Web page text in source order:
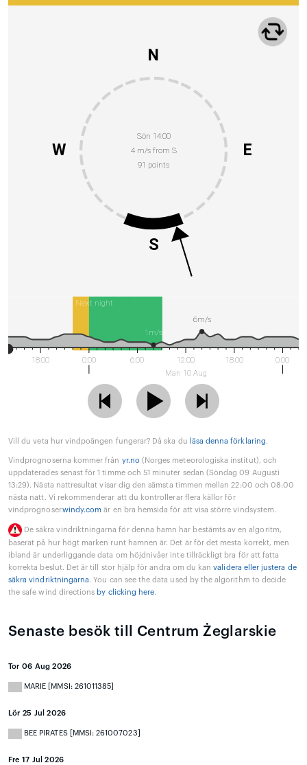
Sön 14:00
4 m/s from S
91 points
N
E
S
W
Next night
18:00 0:00 6:00
12:00
Man 10 Aug
18:00 0:00
6m/s
1m/s
Vill du veta hur vindpoängen fungerar? Då ska du läsa denna förklaring.
Vindprognoserna kommer från yr.no (Norges meteorologiska institut), och
uppdaterades senast för 1 timme och 51 minuter sedan (Söndag 09 Augusti
13:29). Nästa nattresultat visar dig den sämsta timmen mellan 22:00 och 08:00
nästa natt. Vi rekommenderar att du kontrollerar flera källor för
vindprognoser.windy.com är en bra hemsida för att visa större vindsystem.
De säkra vindriktningarna för denna hamn har bestämts av en algoritm,
baserat på hur högt marken runt hamnen är. Det är för det mesta korrekt, men
ibland är underliggande data om höjdnivåer inte tillräckligt bra för att fatta
korrekta beslut. Det är till stor hjälp för andra om du kanvalidera eller justera de
säkra vindriktningarna. You can see the data used by the algorithm to decide
the safe wind directions by clicking here.
Senaste besök till Centrum Żeglarskie
Tor 06 Aug 2026
MARIE [MMSI: 261011385]
Lör 25 Jul 2026
BEE PIRATES [MMSI: 261007023]
Fre 17 Jul 2026